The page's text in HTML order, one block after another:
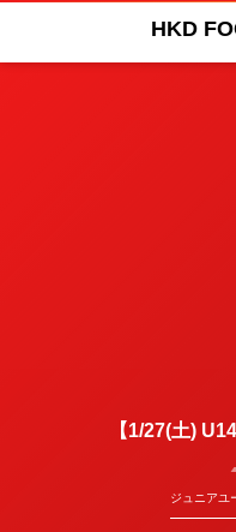
HKD
【1/27(土)
ジュニアユ